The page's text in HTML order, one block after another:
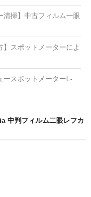
清掃】中古フィルム一眼
】スポットメーターによ
ースポットメーターL-
中判フィルム二眼レフカ